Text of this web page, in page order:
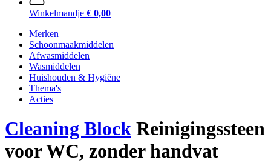
Winkelmandje € 0,00
Merken
Schoonmaakmiddelen
Afwasmiddelen
Wasmiddelen
Huishouden & Hygiëne
Thema's
Acties
Cleaning Block Reinigingssteen
voor WC, zonder handvat